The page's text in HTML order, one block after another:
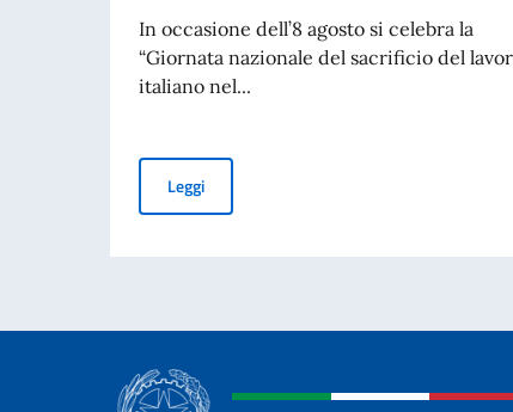
In occasione dell’8 agosto si celebra la
“Giornata nazionale del sacrificio del
italiano nel...
LeggiMESSAGGIO DEL VICE PRESIDENTE DEL